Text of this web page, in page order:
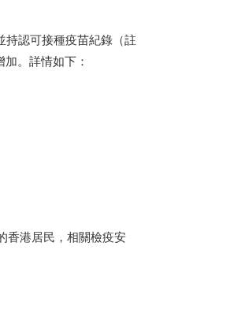
認可接種疫苗紀錄（註
。詳情如下：
香港居民，相關檢疫安